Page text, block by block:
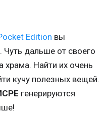
Edition вы
Чуть дальше от своего
храма. Найти их очень
кучу полезных вещей.
генерируются